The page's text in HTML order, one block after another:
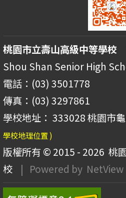
桃園市立壽山高級中等學校
Shou Shan Senior High
電話：(03) 3501778
傳真：(03) 3297861
學校地址： 333028 桃園市
學校地理位置 )
版權所有 © 2015 - 2026 桃
校
| Powered by NetView